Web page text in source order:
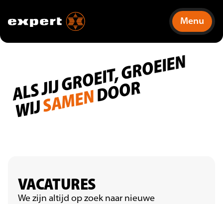
Menu
A
L
S
JI
J
G
R
O
EI
T,
G
R
O
EI
E
N
WI
JSAMENDOOR
VACATURES
We zijn altijd op zoek naar nieuwe